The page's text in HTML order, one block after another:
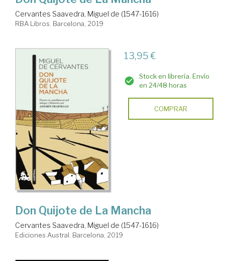
Cervantes Saavedra, Miguel de (1547-1616)
RBA Libros. Barcelona, 2019
13,95 €
Stock en librería. Envío
en 24/48 horas
COMPRAR
Don Quijote de La Mancha
Cervantes Saavedra, Miguel de (1547-1616)
Ediciones Austral. Barcelona, 2019